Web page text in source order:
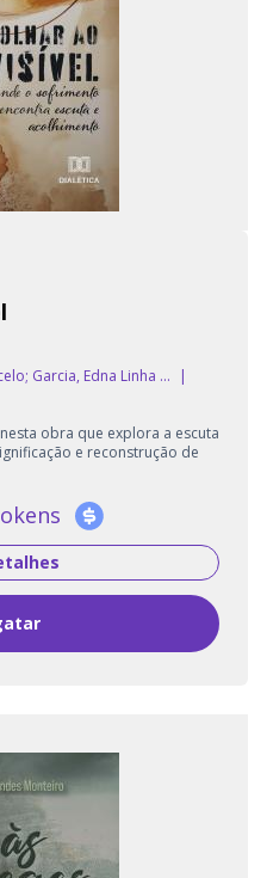
Garcia, Edna Linha ...
obra que explora a escuta
e reconstrução de